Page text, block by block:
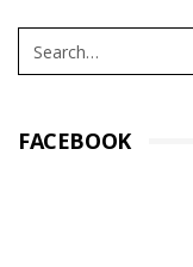
FACEBOOK